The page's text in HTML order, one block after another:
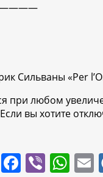
Сильваны «Per
при любом
вы хотите
T F Vi W